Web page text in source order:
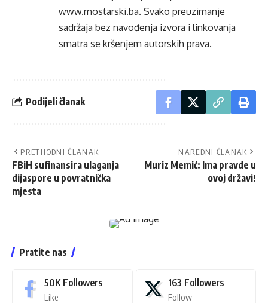
www.mostarski.ba. Svako preuzimanje
sadržaja bez navođenja izvora i linkovanja
smatra se kršenjem autorskih prava.
Podijeli članak
PRETHODNI ČLANAK
FBiH sufinansira ulaganja
dijaspore u povratnička
mjesta
NAREDNI ČLANAK
Muriz Memić: Ima pravde u
ovoj državi!
Pratite nas
50K Followers
Like
163 Followers
Follow